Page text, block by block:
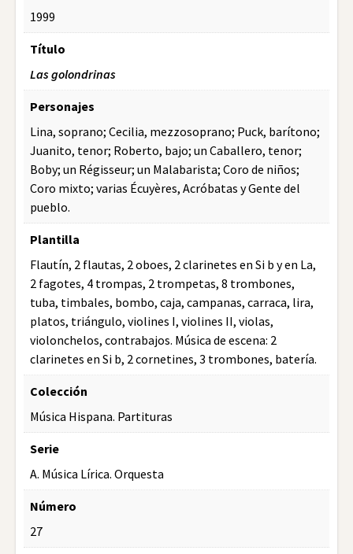
1999
Título
Las golondrinas
Personajes
Lina, soprano; Cecilia, mezzosoprano; Puck, barítono;
Juanito, tenor; Roberto, bajo; un Caballero, tenor;
Boby; un Régisseur; un Malabarista; Coro de niños;
Coro mixto; varias Écuyères, Acróbatas y Gente del
pueblo.
Plantilla
Flautín, 2 flautas, 2 oboes, 2 clarinetes en Si b y en La,
2 fagotes, 4 trompas, 2 trompetas, 8 trombones,
tuba, timbales, bombo, caja, campanas, carraca, lira,
platos, triángulo, violines I, violines II, violas,
violonchelos, contrabajos. Música de escena: 2
clarinetes en Si b, 2 cornetines, 3 trombones, batería.
Colección
Música Hispana. Partituras
Serie
A. Música Lírica. Orquesta
Número
27